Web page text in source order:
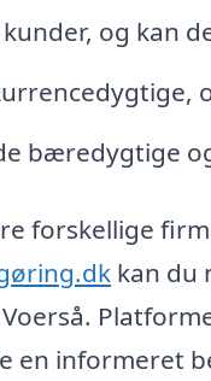
og kan
bæredygtige
forskellige
kan du
en informeret